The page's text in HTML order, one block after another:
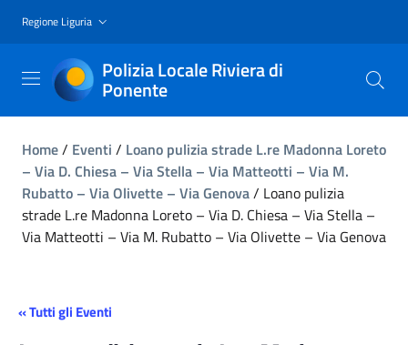
Regione Liguria
Polizia Locale Riviera di
Ponente
Home/ Eventi / Loano pulizia strade L.re Madonna Loreto
– Via D. Chiesa – Via Stella – Via Matteotti – Via M.
Rubatto – Via Olivette – Via Genova/ Loano pulizia
strade L.re Madonna Loreto – Via D. Chiesa – Via Stella –
Via Matteotti – Via M. Rubatto – Via Olivette – Via Genova
« Tutti gli Eventi